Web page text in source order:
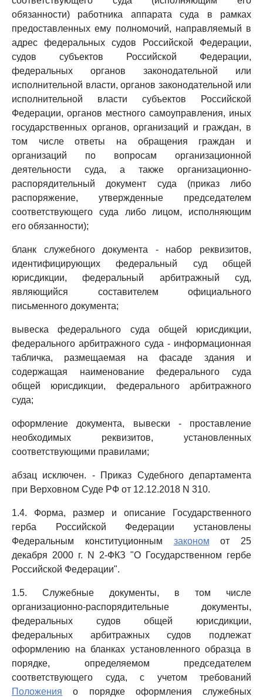
обязанности) работника аппарата суда в рамках
предоставленных ему полномочий, направляемый в
адрес федеральных судов Российской Федерации,
судов субъектов Российской Федерации,
федеральных органов законодательной или
исполнительной власти, органов законодательной или
исполнительной власти субъектов Российской
Федерации, органов местного самоуправления, иных
государственных органов, организаций и граждан, в
том числе ответы на обращения граждан и
организаций по вопросам организационной
деятельности суда, а также организационно-
распорядительный документ суда (приказ либо
распоряжение, утвержденные председателем
соответствующего суда либо лицом, исполняющим
его обязанности);
бланк служебного документа - набор реквизитов,
идентифицирующих федеральный суд общей
юрисдикции, федеральный арбитражный суд,
являющийся составителем официального
письменного документа;
вывеска федерального суда общей юрисдикции,
федерального арбитражного суда - информационная
табличка, размещаемая на фасаде здания и
содержащая наименование федерального суда
общей юрисдикции, федерального арбитражного
суда;
оформление документа, вывески - проставление
необходимых реквизитов, установленных
соответствующими правилами;
абзац исключен. - Приказ Судебного департамента
при Верховном Суде РФ от 12.12.2018 N 310.
1.4. Форма, размер и описание Государственного
герба Российской Федерации установлены
Федеральным конституционным законом от 25
декабря 2000 г. N 2-ФКЗ "О Государственном гербе
Российской Федерации".
1.5. Служебные документы, в том числе
организационно-распорядительные документы,
федеральных судов общей юрисдикции,
федеральных арбитражных судов подлежат
оформлению на бланках установленного образца в
порядке, определяемом председателем
соответствующего суда, с учетом требований
Положения о порядке оформления служебных